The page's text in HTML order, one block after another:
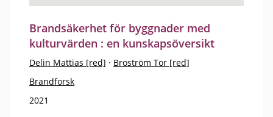
Brandsäkerhet för byggnader med
kulturvärden : en kunskapsöversikt
Delin Mattias [red] · Broström Tor [red]
Brandforsk
2021